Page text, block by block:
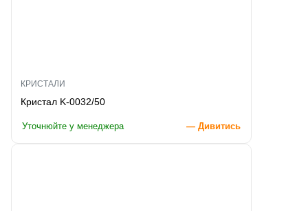
КРИСТАЛИ
Кристал K-0032/50
Уточнюйте у менеджера — Дивитись